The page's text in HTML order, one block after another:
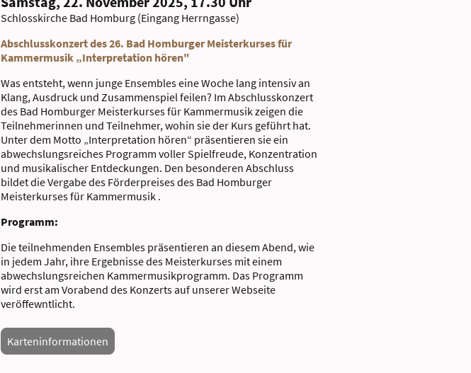
Schlosskirche Bad Homburg (Eingang Herrngasse)
Abschlusskonzert des 26. Bad Homburger Meisterkurses für
Kammermusik „Interpretation hören"
Was entsteht, wenn junge Ensembles eine Woche lang intensiv an
Klang, Ausdruck und Zusammenspiel feilen? Im Abschlusskonzert
des Bad Homburger Meisterkurses für Kammermusik zeigen die
Teilnehmerinnen und Teilnehmer, wohin sie der Kurs geführt hat.
Unter dem Motto „Interpretation hören“ präsentieren sie ein
abwechslungsreiches Programm voller Spielfreude, Konzentration
und musikalischer Entdeckungen. Den besonderen Abschluss
bildet die Vergabe des Förderpreises des Bad Homburger
Meisterkurses für Kammermusik .
Programm:
Die teilnehmenden Ensembles präsentieren an diesem Abend, wie
in jedem Jahr, ihre Ergebnisse des Meisterkurses mit einem
abwechslungsreichen Kammermusikprogramm. Das Programm
wird erst am Vorabend des Konzerts auf unserer Webseite
veröffewntlicht.
Karteninformationen